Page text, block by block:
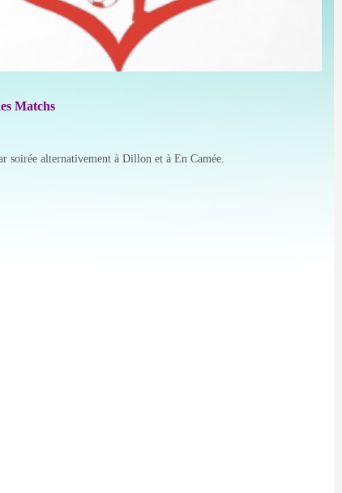
Matchs
soirée alternativement à Dillon et à En Camée.